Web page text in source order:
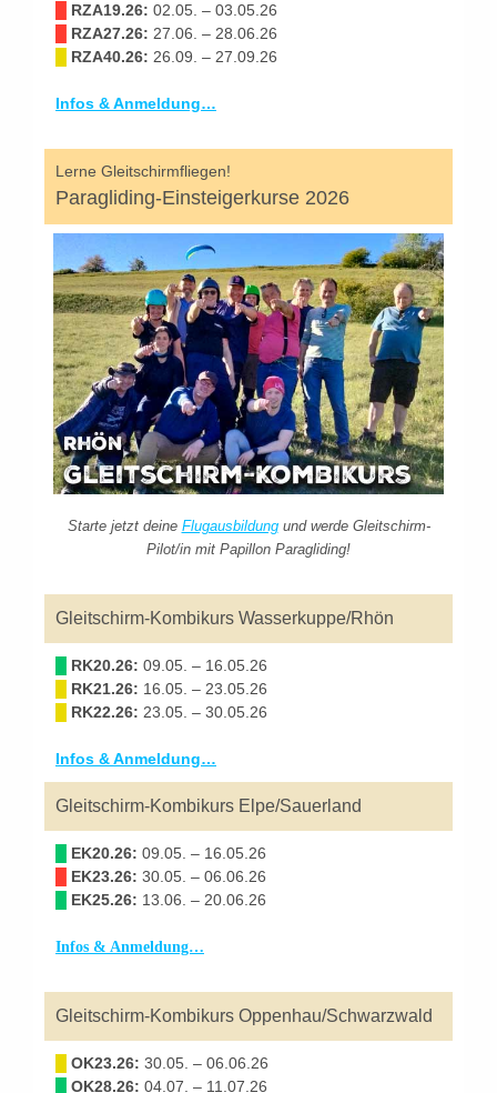
RZA19.26: 02.05. – 03.05.26
RZA27.26: 27.06. – 28.06.26
RZA40.26: 26.09. – 27.09.26
Infos & Anmeldung…
Lerne Gleitschirmfliegen!
Paragliding-Einsteigerkurse 2026
Starte jetzt deine Flugausbildungund werde Gleitschirm-
Pilot/in mit Papillon Paragliding!
Gleitschirm-Kombikurs Wasserkuppe/Rhön
RK20.26: 09.05. – 16.05.26
RK21.26: 16.05. – 23.05.26
RK22.26: 23.05. – 30.05.26
Infos & Anmeldung…
Gleitschirm-Kombikurs Elpe/Sauerland
EK20.26: 09.05. – 16.05.26
EK23.26: 30.05. – 06.06.26
EK25.26: 13.06. – 20.06.26
Infos & Anmeldung…
Gleitschirm-Kombikurs Oppenhau/Schwarzwald
OK23.26: 30.05. – 06.06.26
OK28.26: 04.07. – 11.07.26